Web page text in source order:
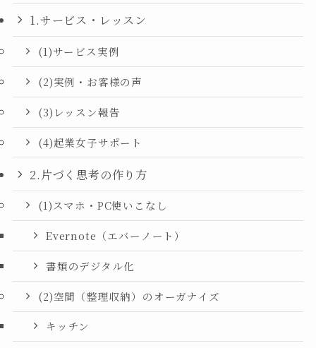
1.サービス・レッスン
(1)サービス実例
(2)実例・お客様の声
(3)レッスン報告
(4)起業女子サポート
2.片づく思考の作り方
(1)スマホ・PC使いこなし
Evernote（エバーノート）
書類のデジタル化
(2)空間（整理収納）のオーガナイズ
キッチン